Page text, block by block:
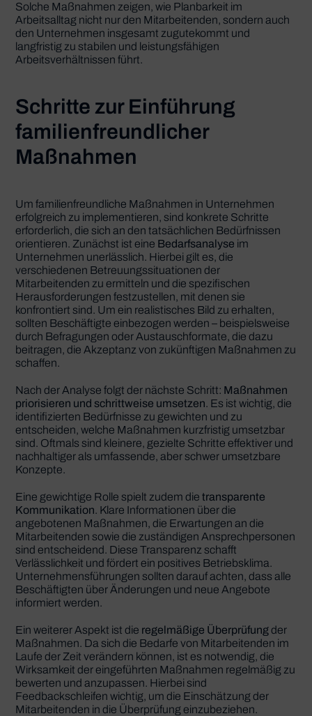
Solche Maßnahmen zeigen, wie Planbarkeit im
Arbeitsalltag nicht nur den Mitarbeitenden, sondern auch
den Unternehmen insgesamt zugutekommt und
langfristig zu stabilen und leistungsfähigen
Arbeitsverhältnissen führt.
Schritte zur Einführung
familienfreundlicher
Maßnahmen
Um familienfreundliche Maßnahmen in Unternehmen
erfolgreich zu implementieren, sind konkrete Schritte
erforderlich, die sich an den tatsächlichen Bedürfnissen
orientieren. Zunächst ist eine Bedarfsanalyse im
Unternehmen unerlässlich. Hierbei gilt es, die
verschiedenen Betreuungssituationen der
Mitarbeitenden zu ermitteln und die spezifischen
Herausforderungen festzustellen, mit denen sie
konfrontiert sind. Um ein realistisches Bild zu erhalten,
sollten Beschäftigte einbezogen werden – beispielsweise
durch Befragungen oder Austauschformate, die dazu
beitragen, die Akzeptanz von zukünftigen Maßnahmen zu
schaffen.
Nach der Analyse folgt der nächste Schritt: Maßnahmen
priorisieren und schrittweise umsetzen. Es ist wichtig, die
identifizierten Bedürfnisse zu gewichten und zu
entscheiden, welche Maßnahmen kurzfristig umsetzbar
sind. Oftmals sind kleinere, gezielte Schritte effektiver und
nachhaltiger als umfassende, aber schwer umsetzbare
Konzepte.
Eine gewichtige Rolle spielt zudem dietransparente
Kommunikation. Klare Informationen über die
angebotenen Maßnahmen, die Erwartungen an die
Mitarbeitenden sowie die zuständigen Ansprechpersonen
sind entscheidend. Diese Transparenz schafft
Verlässlichkeit und fördert ein positives Betriebsklima.
Unternehmensführungen sollten darauf achten, dass alle
Beschäftigten über Änderungen und neue Angebote
informiert werden.
Ein weiterer Aspekt ist die regelmäßige Überprüfungder
Maßnahmen. Da sich die Bedarfe von Mitarbeitenden im
Laufe der Zeit verändern können, ist es notwendig, die
Wirksamkeit der eingeführten Maßnahmen regelmäßig zu
bewerten und anzupassen. Hierbei sind
Feedbackschleifen wichtig, um die Einschätzung der
Mitarbeitenden in die Überprüfung einzubeziehen.